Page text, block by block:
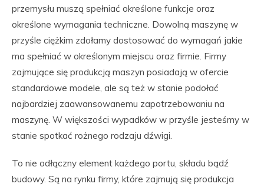
przemysłu muszą spełniać określone funkcje oraz
określone wymagania techniczne. Dowolną maszynę w
przyśle ciężkim zdołamy dostosować do wymagań jakie
ma spełniać w określonym miejscu oraz firmie. Firmy
zajmujące się produkcją maszyn posiadają w ofercie
standardowe modele, ale są też w stanie podołać
najbardziej zaawansowanemu zapotrzebowaniu na
maszynę. W większości wypadków w przyśle jesteśmy w
stanie spotkać rożnego rodzaju dźwigi.
To nie odłączny element każdego portu, składu bądź
budowy. Są na rynku firmy, które zajmują się produkcja